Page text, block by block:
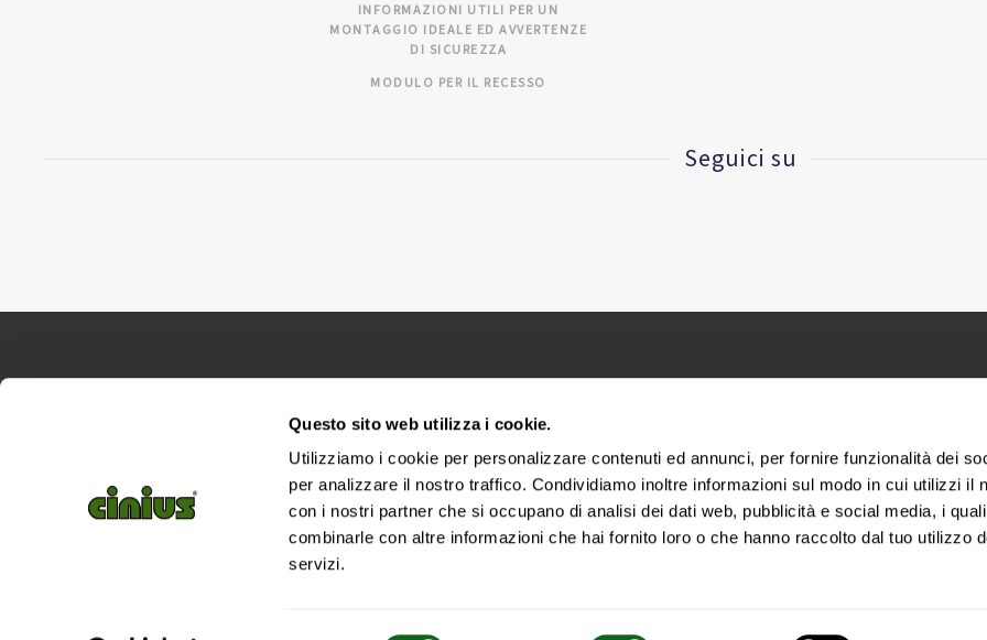
Questo sito web utilizza i cookie.
Utilizziamo i cookie per personalizzare contenuti ed annunci, per fornire funzionalità dei
per analizzare il nostro traffico. Condividiamo inoltre informazioni sul modo in cui utilizzi il
con i nostri partner che si occupano di analisi dei dati web, pubblicità e social media, i
combinarle con altre informazioni che hai fornito loro o che hanno raccolto dal tuo utilizzo
servizi.
INFORMAZIONI UTILI PER UN
MONTAGGIO IDEALE ED AVVERTENZE
DI SICUREZZA
MODULO PER IL RECESSO
Seguici su
02418320376 |Reg. delle imprese di Bologna n. 283433 |Reg. Società N. 37017 Trib.
Sede Legale e Uffici via E. Collamarini, 25 – 40138 Bologna –